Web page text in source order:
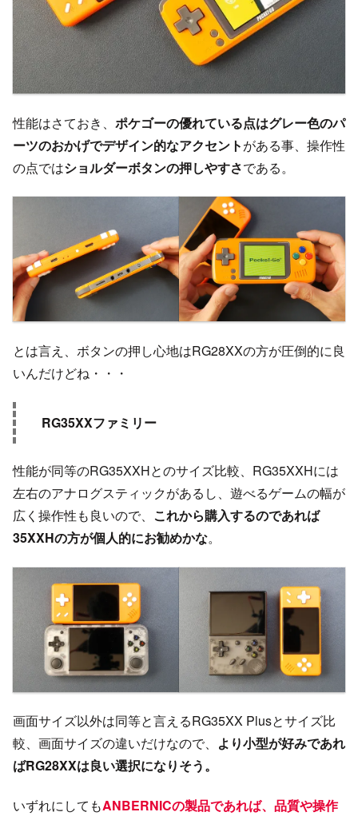
性能はさておき、 ポケゴーの優れている点はグレー色のパ
ーツのおかげでデザイン的なアクセントがある事、操作性
の点ではショルダーボタンの押しやすさである。
とは言え、ボタンの押し心地はRG28XXの方が圧倒的に良
いんだけどね・・・
RG35XXファミリー
性能が同等のRG35XXHとのサイズ比較、RG35XXHには
左右のアナログスティックがあるし、遊べるゲームの幅が
広く操作性も良いので、 これから購入するのであれば
35XXHの方が個人的にお勧めかな。
画面サイズ以外は同等と言えるRG35XX Plusとサイズ比
較、画面サイズの違いだけなので、 より小型が好みであれ
ばRG28XXは良い選択になりそう。
いずれにしてもANBERNICの製品であれば、品質や操作